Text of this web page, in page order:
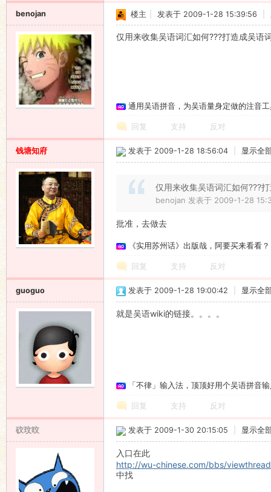
benojan 楼主 发表于 2009-1-28 15:39:56
仅用来收集吴语词汇如何???打造成吴语
通用吴语拼音，为吴语量身定做的注音
回复 支持 反对
钱塘知府 发表于 2009-1-28 18:56:04 显示全
仅用来收集吴语词汇如何???
benojan 发表于 2009-1-28
批准，去做去
《实用苏州话》出版哉，阿要买来看看？
回复 支持 反对
guoguo 发表于 2009-1-28 19:00:42 显示全
就是吴语wiki的链接。。。。
「不律」输入法，顶顶好用个吴语拼音
回复 支持 反对
砇玟旼 发表于 2009-1-30 20:15:05 显示全
入口在此
http://wu-chinese.com/bbs/
中找